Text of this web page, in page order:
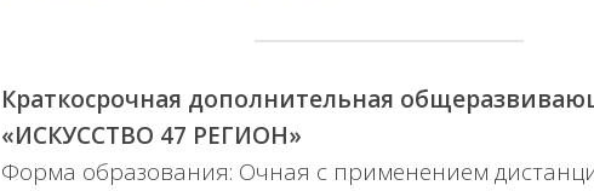
Краткосрочная дополнительная
«ИСКУССТВО 47 РЕГИОН»
Форма образования: Очная с применением